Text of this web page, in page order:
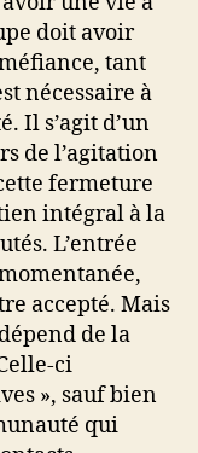
doit avoir
tant
nécessaire à
Il s’agit d’un
de l’agitation
fermeture
intégral à la
L’entrée
accepté. Mais
de la
ci
», sauf bien
qui